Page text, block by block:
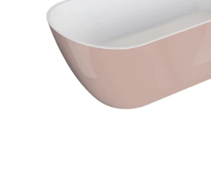
VÝPREDAJ
PRÍSLUŠENSTVO K SPRCHOVÝM
NÁHRADNÉ DIELY
Doprava a Platby
Obchodné podmienky